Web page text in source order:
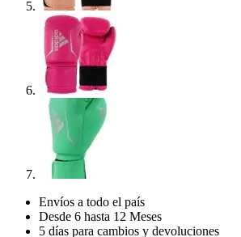
Envíos a todo el país
Desde 6 hasta 12 Meses
5 días para cambios y devoluciones